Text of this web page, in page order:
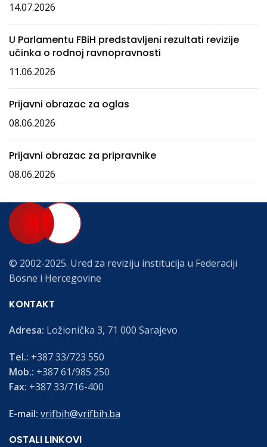
14.07.2026
U Parlamentu FBiH predstavljeni rezultati revizije
učinka o rodnoj ravnopravnosti
11.06.2026
Prijavni obrazac za oglas
08.06.2026
Prijavni obrazac za pripravnike
08.06.2026
© 2002-2025. Ured za reviziju institucija u Federaciji
Bosne i Hercegovine
KONTAKT
Adresa: Ložionička 3, 71 000 Sarajevo
Tel.: +387 33/723 550
Mob.: +387 61/985 250
Fax: +387 33/716-400
E-mail: vrifbih@vrifbih.ba
OSTALI LINKOVI